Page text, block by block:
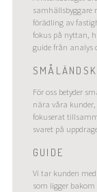
samhällsbyggare
förädling av
fokus på nyttan,
guide från analys
För oss betyder
nära våra
fokuserat
svaret på
GUIDE
Vi tar kunden
som ligger